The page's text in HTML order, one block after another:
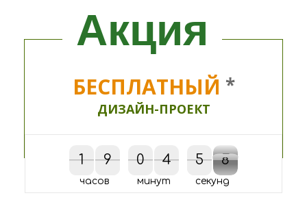
Акция
БЕСПЛАТНЫЙ *
ДИЗАЙН-ПРОЕКТ
1
1 9
9
часов
0
0 5
4
4
5
минут
0
5
5
0 8
7
7
8
секунд